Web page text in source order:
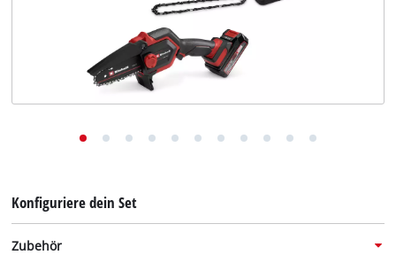
Konfiguriere dein Set
Zubehör